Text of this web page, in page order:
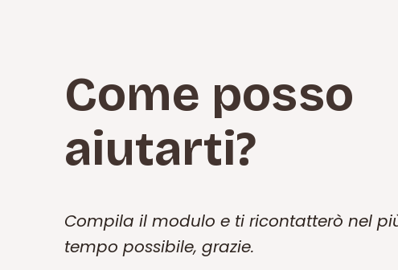
Come posso
aiutarti?
Compila il modulo e ti ricontatterò nel
tempo possibile, grazie.